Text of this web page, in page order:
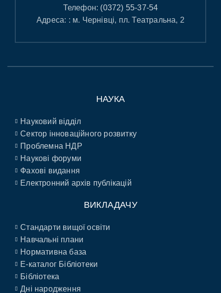
Телефон: (0372) 55-37-54
Адреса: : м. Чернівці, пл. Театральна, 2
НАУКА
Науковий відділ
Сектор інноваційного розвитку
Проблемна НДР
Наукові форуми
Фахові видання
Електронний архів публікацій
ВИКЛАДАЧУ
Стандарти вищої освіти
Навчальні плани
Нормативна база
E-каталог Бібліотеки
Бібліотека
Дні народження